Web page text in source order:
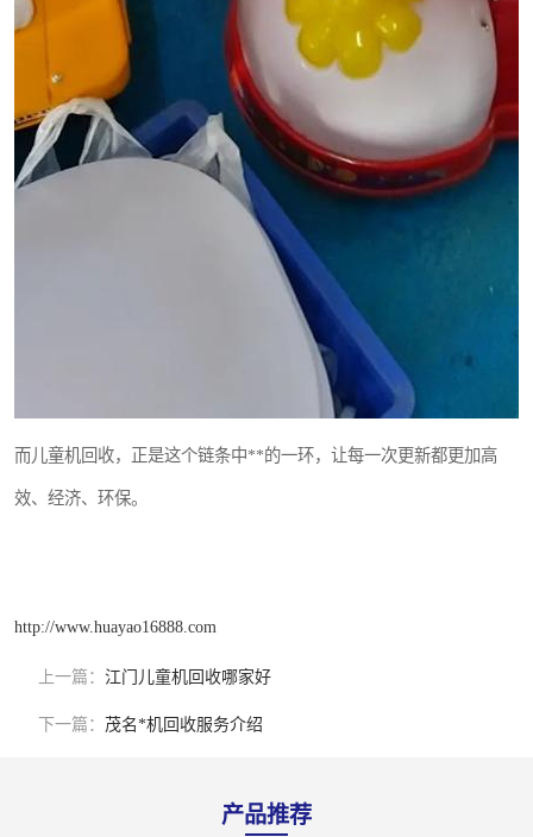
而儿童机回收，正是这个链条中**的一环，让每一次更新都更加高
效、经济、环保。
http://www.huayao16888.com
上一篇： 江门儿童机回收哪家好
下一篇： 茂名*机回收服务介绍
产品推荐